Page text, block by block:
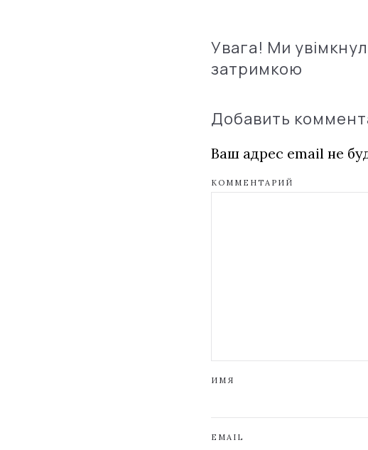
Увага! Ми
затримкою
Добавить
Ваш адрес email не
КОММЕНТАРИЙ
ИМЯ
EMAIL